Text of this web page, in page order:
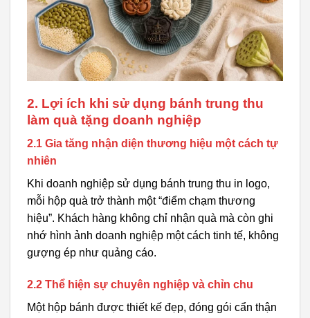
2. Lợi ích khi sử dụng bánh trung thu
làm quà tặng doanh nghiệp
2.1 Gia tăng nhận diện thương hiệu một cách tự
nhiên
Khi doanh nghiệp sử dụng bánh trung thu in logo,
mỗi hộp quà trở thành một “điểm chạm thương
hiệu”. Khách hàng không chỉ nhận quà mà còn ghi
nhớ hình ảnh doanh nghiệp một cách tinh tế, không
gượng ép như quảng cáo.
2.2 Thể hiện sự chuyên nghiệp và chỉn chu
Một hộp bánh được thiết kế đẹp, đóng gói cẩn thận